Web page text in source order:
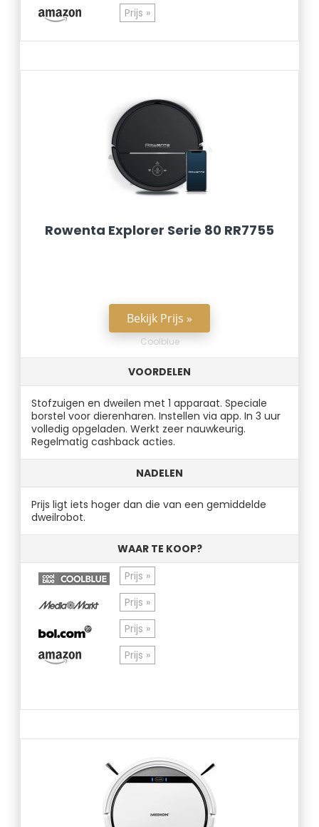
Prijs »
Rowenta Explorer Serie 80 RR7755
Bekijk Prijs »
Coolblue
VOORDELEN
Stofzuigen en dweilen met 1 apparaat. Speciale
borstel voor dierenharen. Instellen via app. In 3 uur
volledig opgeladen. Werkt zeer nauwkeurig.
Regelmatig cashback acties.
NADELEN
Prijs ligt iets hoger dan die van een gemiddelde
dweilrobot.
WAAR TE KOOP?
Prijs »
Prijs »
Prijs »
Prijs »